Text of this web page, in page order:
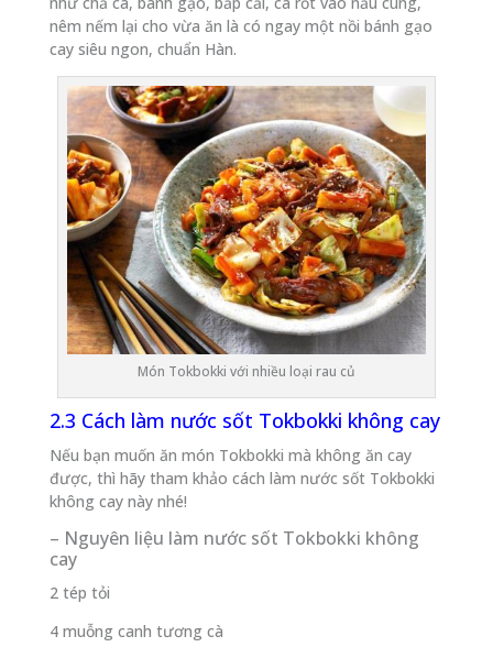
nêm nếm lại cho vừa ăn là có ngay một nồi bánh gạo
cay siêu ngon, chuẩn Hàn.
Món Tokbokki với nhiều loại rau củ
2.3 Cách làm nước sốt Tokbokki không cay
Nếu bạn muốn ăn món Tokbokki mà không ăn cay
được, thì hãy tham khảo cách làm nước sốt Tokbokki
không cay này nhé!
– Nguyên liệu làm nước sốt Tokbokki không
cay
2 tép tỏi
4 muỗng canh tương cà